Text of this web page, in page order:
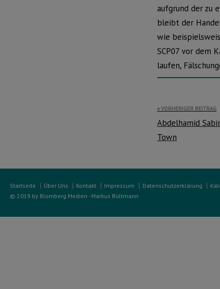
aufgrund der zu
bleibt der
wie
SCP07 vor dem
laufen,
VORHERIGER BEITRAG
Abdelhamid
Town
Startseite Über Uns Kontakt Impressum Datenschutzerklärung
© 2019 by Blomberg Medien - Markus Bültmann